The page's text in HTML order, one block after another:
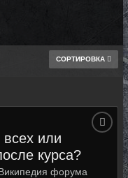
СОРТИРОВКА
или
курса?
форума